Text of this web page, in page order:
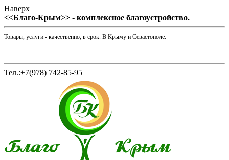
Наверх
<<Благо-Крым>> - комплексное благоустройство.
Товары, услуги - качественно, в срок. В Крыму и Севастополе.
Тел.:+7(978) 742-85-95